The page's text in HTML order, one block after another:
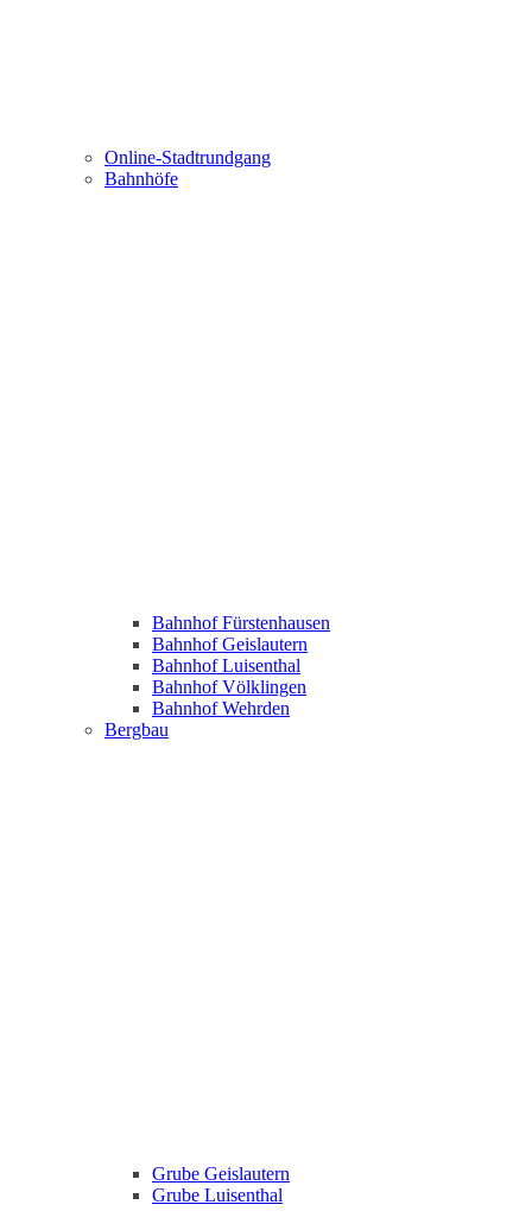
Online-Stadtrundgang
Bahnhöfe
Bahnhof Fürstenhausen
Bahnhof Geislautern
Bahnhof Luisenthal
Bahnhof Völklingen
Bahnhof Wehrden
Bergbau
Grube Geislautern
Grube Luisenthal